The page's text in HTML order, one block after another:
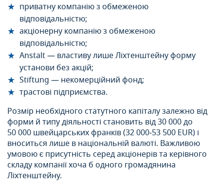
приватну компанію з обмеженою
відповідальністю;
акціонерну компанію з обмеженою
відповідальністю;
Anstalt — властиву лише Ліхтенштейну форму
установи без акцій;
Stiftung — некомерційний фонд;
трастові підприємства.
Розмір необхідного статутного капіталу залежно від
форми й типу діяльності становить від 30 000 до
50 000 швейцарських франків (32 000‒53 500 EUR) і
вноситься лише в національній валюті. Важливою
умовою є присутність серед акціонерів та керівного
складу компанії хоча б одного громадянина
Ліхтенштейну.